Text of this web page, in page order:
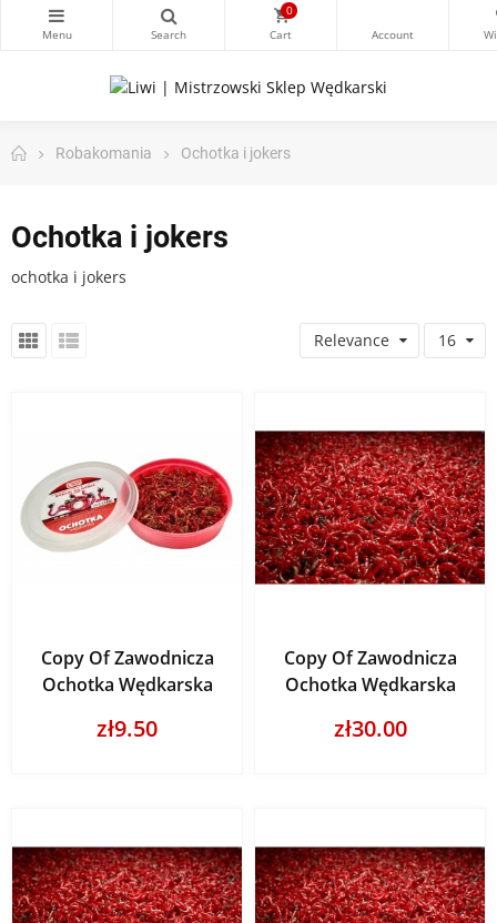
0
Robakomania Ochotka i jokers
Ochotka i jokers
ochotka i jokers
Relevance 16
Copy Of Zawodnicza
Ochotka Wędkarska
zł9.50
Copy Of Zawodnicza
Ochotka Wędkarska
zł30.00